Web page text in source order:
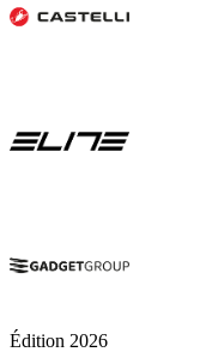
Édition 2026